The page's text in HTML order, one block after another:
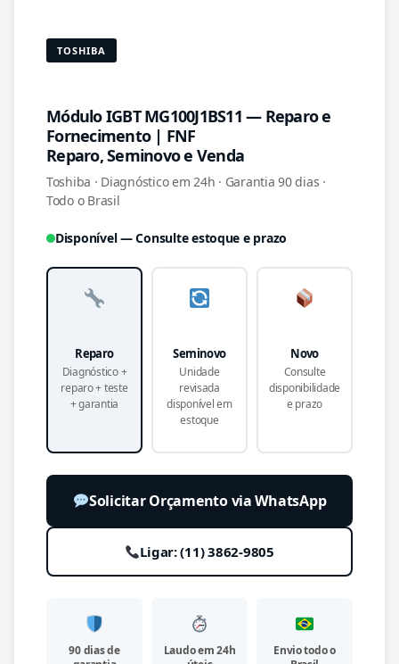
TOSHIBA
Módulo IGBT MG100J1BS11 — Reparo e
Fornecimento | FNF
Reparo, Seminovo e Venda
Toshiba · Diagnóstico em 24h · Garantia 90 dias ·
Todo o Brasil
Disponível — Consulte estoque e prazo
Reparo
Diagnóstico +
reparo + teste
+ garantia
Seminovo
Unidade
revisada
disponível em
estoque
Novo
Consulte
disponibilidade
e prazo
Solicitar Orçamento via WhatsApp
Ligar: (11) 3862-9805
90 dias de
Laudo em 24h
Envio todo o